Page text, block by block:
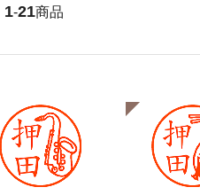
1-21商品